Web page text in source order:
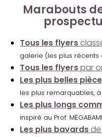
Marabouts
Tous les flyers
galerie (les plus récents
Tous les flyerspar
Les plus belles
les plus remarquables,
Les plus longs
inspiré au Prof.
Les plus bavards